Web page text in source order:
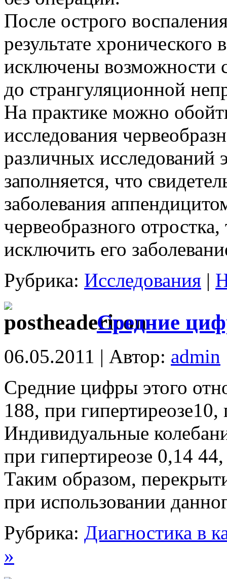
После острого
результате хронического
исключены возможности
до странгуляционной
На практике можно
исследования
различных исследований
заполняется, что
заболевания
червеобразного
исключить его
Рубрика: Исследования |
Средние
06.05.2011 | Автор: admin
Средние цифры этого
188, при
Индивидуальные
при гипертиреозе 0,14
Таким образом,
при использовании
Рубрика: Диагностика в
»